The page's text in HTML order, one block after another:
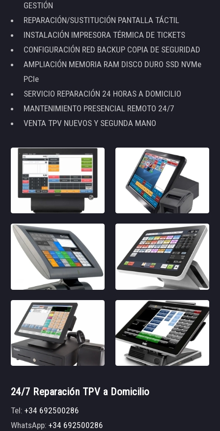
GESTIÓN
REPARACIÓN/SUSTITUCIÓN PANTALLA TÁCTIL
INSTALACIÓN IMPRESORA TÉRMICA DE TICKETS
CONFIGURACIÓN RED BACKUP COPIA DE SEGURIDAD
AMPLIACIÓN MEMORIA RAM DISCO DURO SSD NVMe
PCIe
SERVICIO REPARACIÓN 24 HORAS A DOMICILIO
MANTENIMIENTO PRESENCIAL REMOTO 24/7
VENTA TPV NUEVOS Y SEGUNDA MANO
24/7 Reparación TPV a Domicilio
Tel:+34 692500286
WhatsApp:+34 692500286